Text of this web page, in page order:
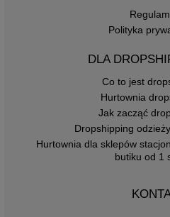
Polityka
DLA
Co to jest
Hurtownia
Jak zacząć
Dropshipping
Hurtownia dla sklepów
butiku od 1